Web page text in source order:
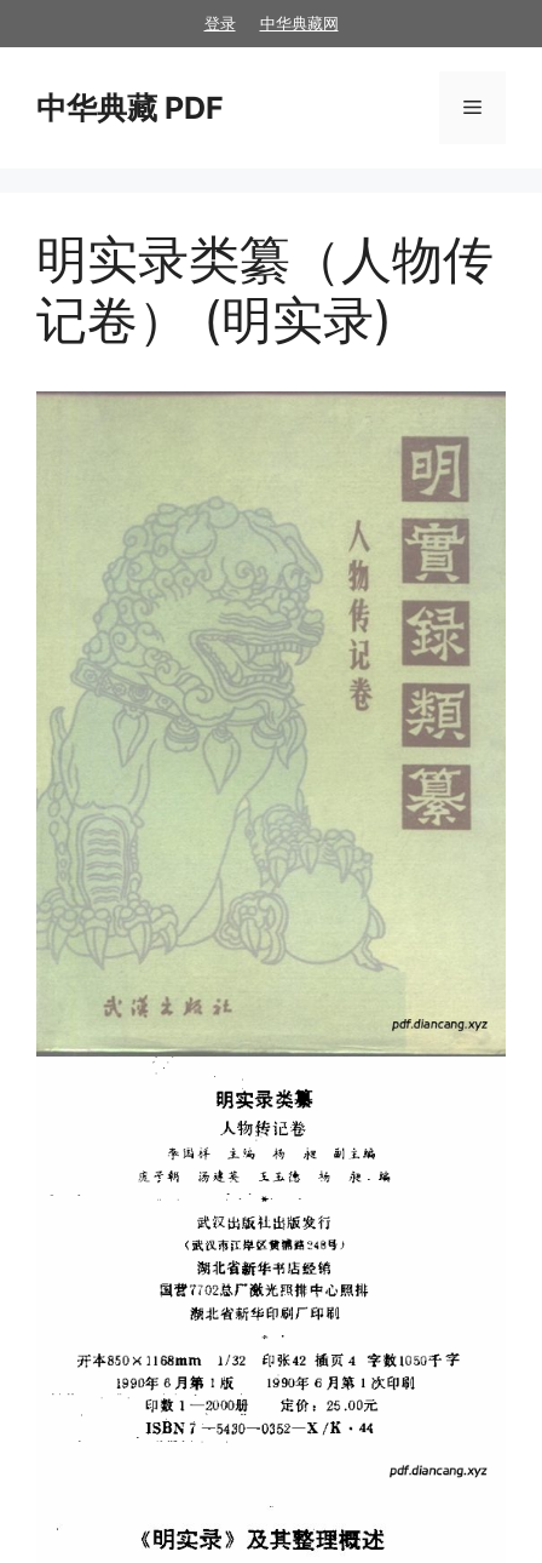
至
登录 中华典藏网
中华典藏 PDF 菜
明实录类纂（人物传
记卷） (明实录)